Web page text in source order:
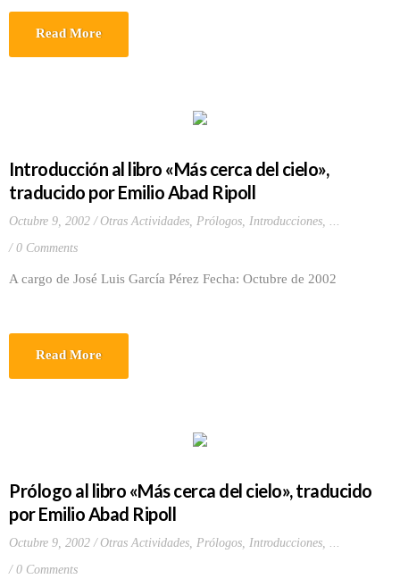
Read More
Introducción al libro «Más cerca del cielo»,
traducido por Emilio Abad Ripoll
Octubre 9, 2002 Otras Actividades, Prólogos, Introducciones, ...
0 Comments
A cargo de José Luis García Pérez Fecha: Octubre de 2002
Read More
Prólogo al libro «Más cerca del cielo», traducido
por Emilio Abad Ripoll
Octubre 9, 2002 Otras Actividades, Prólogos, Introducciones, ...
0 Comments